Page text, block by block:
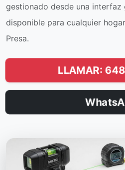
gestionado desde una
disponible para cualquier
Presa.
LLAMAR: